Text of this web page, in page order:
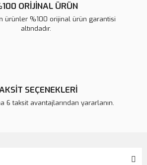
ORİJİNAL ÜRÜN
ürünler %100 orijinal ürün garantisi
altındadır.
SEÇENEKLERİ
6 taksit avantajlarından yararlanın.